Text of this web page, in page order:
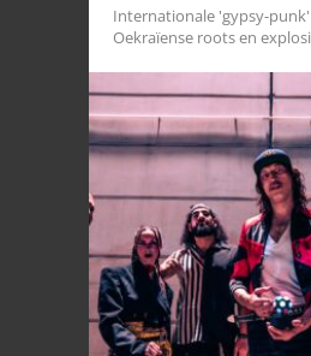
Internationale 'gypsy-
Oekraïense roots en